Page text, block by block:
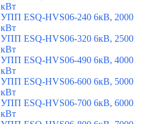
кВт
УПП ESQ-HVS06-240 6кВ, 2000
кВт
УПП ESQ-HVS06-320 6кВ, 2500
кВт
УПП ESQ-HVS06-490 6кВ, 4000
кВт
УПП ESQ-HVS06-600 6кВ, 5000
кВт
УПП ESQ-HVS06-700 6кВ, 6000
кВт